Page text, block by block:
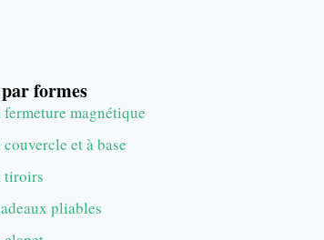
formes
fermeture magnétique
et à base
tiroirs
pliables